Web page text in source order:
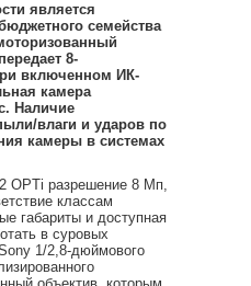
является
семейства
8-
включенном ИК-
камера
Наличие
влаги и ударов по
камеры в системах
OPTi разрешение 8 Мп,
классам
габариты и доступная
в суровых
1/2,8-дюймового